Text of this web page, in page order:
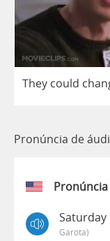
They could
Pronúncia de
Garota)